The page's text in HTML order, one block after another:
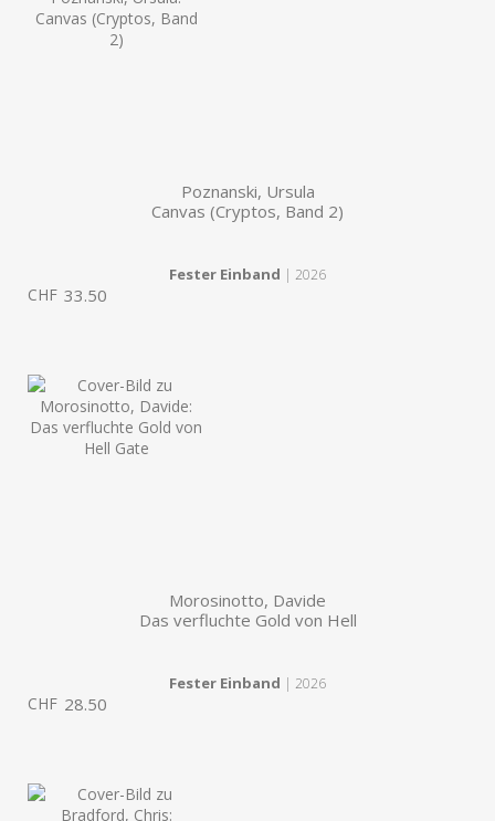
Poznanski, Ursula
Canvas (Cryptos, Band 2)
Fester Einband | 2026
CHF 33.50
Morosinotto, Davide
Das verfluchte Gold von Hell
Fester Einband | 2026
CHF 28.50